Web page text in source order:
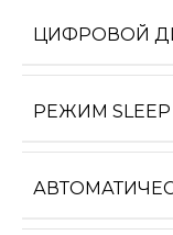
ЦИФРОВОЙ
РЕЖИМ SLEEP